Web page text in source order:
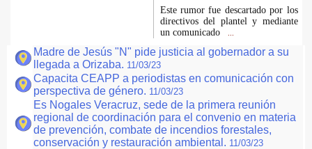
Este rumor fue descartado por los
directivos del plantel y mediante
un comunicado
Madre de Jesús "N" pide justicia al gobernador a su
llegada a Orizaba. 11/03/23
Capacita CEAPP a periodistas en comunicación con
perspectiva de género. 11/03/23
Es Nogales Veracruz, sede de la primera reunión
regional de coordinación para el convenio en materia
de prevención, combate de incendios forestales,
conservación y restauración ambiental. 11/03/23